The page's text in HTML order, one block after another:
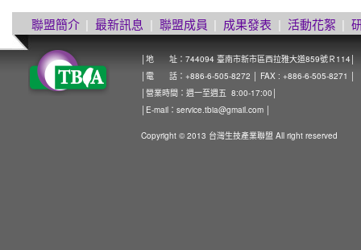
聯盟簡介 | 最新訊息 | 聯盟成員 | 成果發表 | 活動花絮 |
│地 址：744094 臺南市新市區西拉雅大道859號Ｒ114│
│電 話：+886-6-505-8272 │ FAX : +886-6-505-8271 │
│營業時間：週一至週五 8:00-17:00│
│E-mail： service.tbia@gmail.com
Copyright © 2013 台灣生技產業聯盟 All right reserved